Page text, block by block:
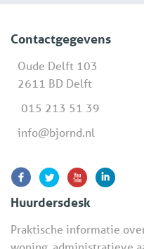
Contactgegevens
Oude Delft 103
2611 BD Delft
015 213 51 39
info@bjornd.nl
Huurdersdesk
Praktische informatie